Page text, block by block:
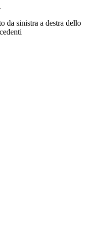
da sinistra a destra dello